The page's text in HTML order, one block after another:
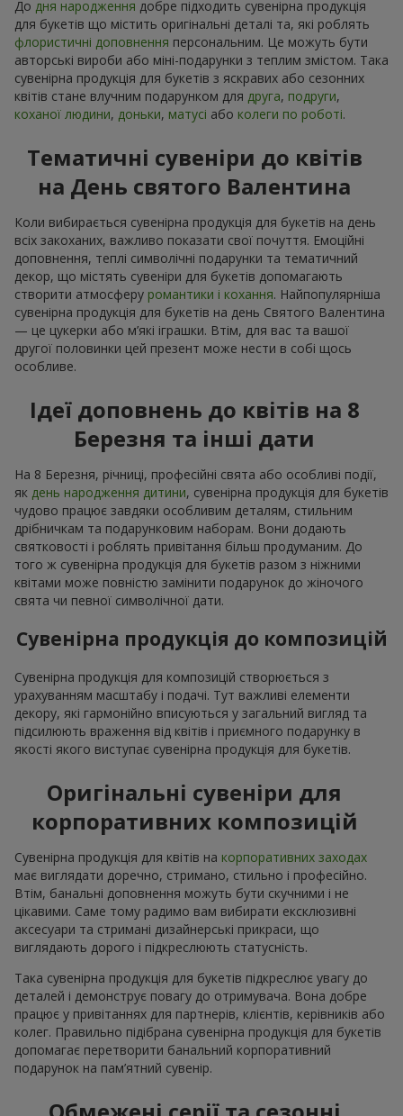
До дня народження добре підходить сувенірна продукція
для букетів що містить оригінальні деталі та, які роблять
флористичні доповнення персональним. Це можуть бути
авторські вироби або міні-подарунки з теплим змістом. Така
сувенірна продукція для букетів з яскравих або сезонних
квітів стане влучним подарунком для друга, подруги,
коханої людини, доньки, матусі або колеги по роботі.
Тематичні сувеніри до квітів
на День святого Валентина
Коли вибирається сувенірна продукція для букетів на день
всіх закоханих, важливо показати свої почуття. Емоційні
доповнення, теплі символічні подарунки та тематичний
декор, що містять сувеніри для букетів допомагають
створити атмосферу романтики і кохання. Найпопулярніша
сувенірна продукція для букетів на день Святого Валентина
— це цукерки або м’які іграшки. Втім, для вас та вашої
другої половинки цей презент може нести в собі щось
особливе.
Ідеї доповнень до квітів на 8
Березня та інші дати
На 8 Березня, річниці, професійні свята або особливі події,
як день народження дитини, сувенірна продукція для букетів
чудово працює завдяки особливим деталям, стильним
дрібничкам та подарунковим наборам. Вони додають
святковості і роблять привітання більш продуманим. До
того ж сувенірна продукція для букетів разом з ніжними
квітами може повністю замінити подарунок до жіночого
свята чи певної символічної дати.
Сувенірна продукція до композицій
Сувенірна продукція для композицій створюється з
урахуванням масштабу і подачі. Тут важливі елементи
декору, які гармонійно вписуються у загальний вигляд та
підсилюють враження від квітів і приємного подарунку в
якості якого виступає сувенірна продукція для букетів.
Оригінальні сувеніри для
корпоративних композицій
Сувенірна продукція для квітів на корпоративних заходах
має виглядати доречно, стримано, стильно і професійно.
Втім, банальні доповнення можуть бути скучними і не
цікавими. Саме тому радимо вам вибирати ексклюзивні
аксесуари та стримані дизайнерські прикраси, що
виглядають дорого і підкреслюють статусність.
Така сувенірна продукція для букетів підкреслює увагу до
деталей і демонструє повагу до отримувача. Вона добре
працює у привітаннях для партнерів, клієнтів, керівників або
колег. Правильно підібрана сувенірна продукція для букетів
допомагає перетворити банальний корпоративний
подарунок на пам’ятний сувенір.